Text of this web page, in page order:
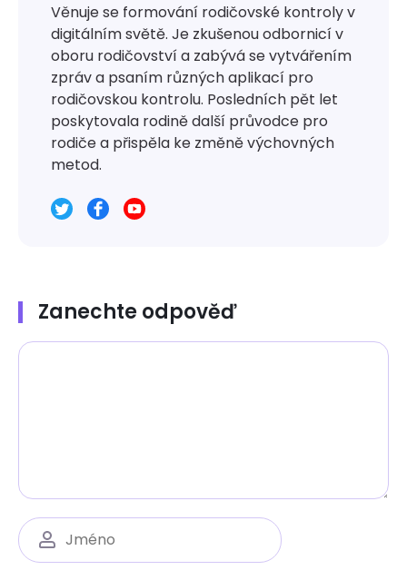
Věnuje se formování rodičovské kontroly v
digitálním světě. Je zkušenou odbornicí v
oboru rodičovství a zabývá se vytvářením
zpráv a psaním různých aplikací pro
rodičovskou kontrolu. Posledních pět let
poskytovala rodině další průvodce pro
rodiče a přispěla ke změně výchovných
metod.
Zanechte odpověď